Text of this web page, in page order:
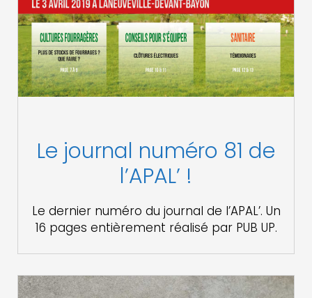
Le journal numéro 81 de
l’APAL’ !
Le dernier numéro du journal de l’APAL’. Un
16 pages entièrement réalisé par PUB UP.